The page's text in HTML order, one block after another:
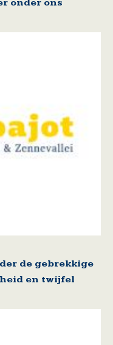
onder ons
de gebrekkige
en twijfel